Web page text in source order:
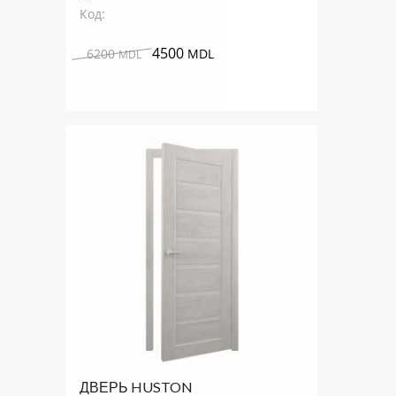
Код:
6200MDL 4500 MDL
ДВЕРЬ HUSTON